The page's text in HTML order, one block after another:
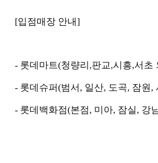
[입점매장 안내]
- 롯데마트(청량리,판교,시흥,서초
- 롯데슈퍼(범서, 일산, 도곡, 잠원,
- 롯데백화점(본점, 미아, 잠실, 강